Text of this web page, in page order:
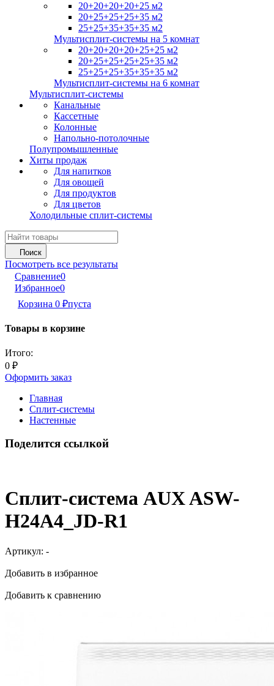
20+20+20+20+25 м2
20+25+25+25+35 м2
25+25+35+35+35 м2
Мультисплит-системы на 5 комнат
20+20+20+20+25+25 м2
20+25+25+25+25+35 м2
25+25+25+35+35+35 м2
Мультисплит-системы на 6 комнат
Мультисплит-системы
Канальные
Кассетные
Колонные
Напольно-потолочные
Полупромышленные
Хиты продаж
Для напитков
Для овощей
Для продуктов
Для цветов
Холодильные сплит-системы
Поиск
Посмотреть все результаты
Сравнение0
Избранное0
Корзина 0 ₽пуста
Товары в корзине
Итого:
0 ₽
Оформить заказ
Главная
Сплит-системы
Настенные
Поделится ссылкой
Сплит-система AUX ASW-
H24A4_JD-R1
Артикул: -
Добавить в избранное
Добавить к сравнению